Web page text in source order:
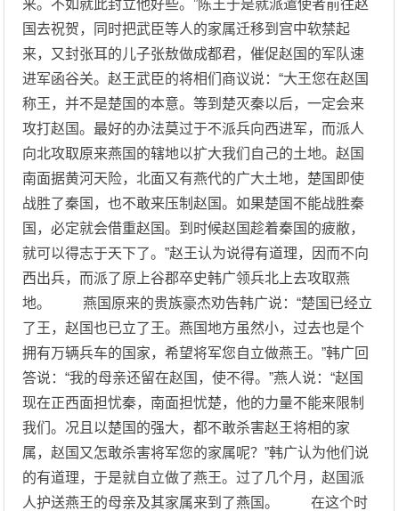
来。不如就此封立他好些。”陈王于是就派遣使者前往赵
国去祝贺，同时把武臣等人的家属迁移到宫中软禁起
来，又封张耳的儿子张敖做成都君，催促赵国的军队速
进军函谷关。赵王武臣的将相们商议说：“大王您在赵国
称王，并不是楚国的本意。等到楚灭秦以后，一定会来
攻打赵国。最好的办法莫过于不派兵向西进军，而派人
向北攻取原来燕国的辖地以扩大我们自己的土地。赵国
南面据黄河天险，北面又有燕代的广大土地，楚国即使
战胜了秦国，也不敢来压制赵国。如果楚国不能战胜秦
国，必定就会借重赵国。到时候赵国趁着秦国的疲敝，
就可以得志于天下了。”赵王认为说得有道理，因而不向
西出兵，而派了原上谷郡卒史韩广领兵北上去攻取燕
地。 燕国原来的贵族豪杰劝告韩广说：“楚国已经立
了王，赵国也已立了王。燕国地方虽然小，过去也是个
拥有万辆兵车的国家，希望将军您自立做燕王。”韩广回
答说：“我的母亲还留在赵国，使不得。”燕人说：“赵国
现在正西面担忧秦，南面担忧楚，他的力量不能来限制
我们。况且以楚国的强大，都不敢杀害赵王将相的家
属，赵国又怎敢杀害将军您的家属呢？”韩广认为他们说
的有道理，于是就自立做了燕王。过了几个月，赵国派
人护送燕王的母亲及其家属来到了燕国。 在这个时